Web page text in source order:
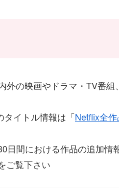
外の映画やドラマ・TV番
タイトル情報は「Netflix全
日間における作品の追加情
ご覧下さい